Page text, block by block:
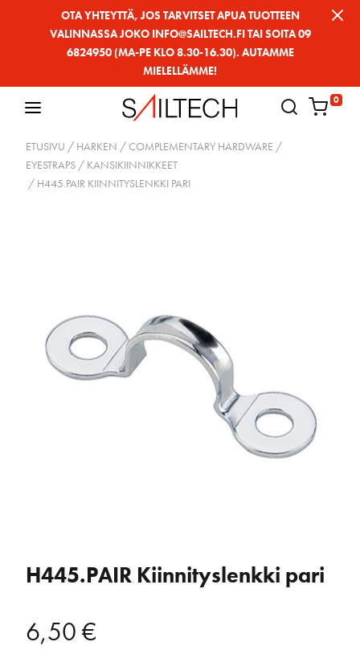
OTA YHTEYTTÄ, JOS TARVITSET APUA TUOTTEEN
VALINNASSA JOKO INFO@SAILTECH.FI TAI SOITA 09
6824950 (MA-PE KLO 8.30-16.30). AUTAMME
MIELELLÄMME!
0
ETUSIVU / HARKEN /COMPLEMENTARY HARDWARE /
EYESTRAPS / KANSIKIINNIKKEET
/ H445.PAIR KIINNITYSLENKKI PARI
H445.PAIR Kiinnityslenkki pari
6,50€